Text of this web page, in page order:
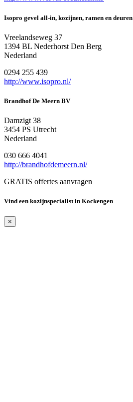
Isopro gevel all-in, kozijnen, ramen en deuren
Vreelandseweg 37
1394 BL Nederhorst Den Berg
Nederland
0294 255 439
http://www.isopro.nl/
Brandhof De Meern BV
Damzigt 38
3454 PS Utrecht
Nederland
030 666 4041
http://brandhofdemeern.nl/
GRATIS offertes aanvragen
Vind een kozijnspecialist in Kockengen
×